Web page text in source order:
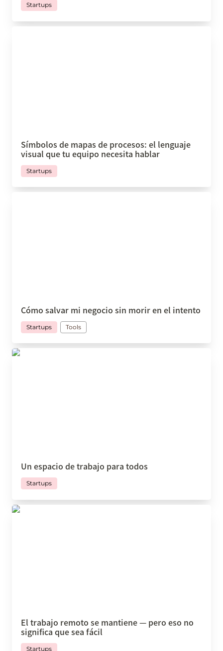
Startups
Símbolos de mapas de procesos: el lenguaje
visual que tu equipo necesita hablar
Startups
Cómo salvar mi negocio sin morir en el intento
Startups Tools
Un espacio de trabajo para todos
Un espacio de trabajo para todos
Startups
El trabajo remoto se mantiene — pero eso no
El trabajo remoto se mantiene — pero eso no
significa que sea fácil
Startups